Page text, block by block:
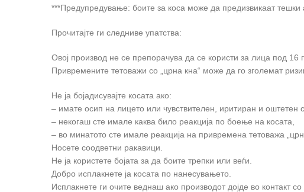
***Предупредување: боите за коса може да предизвикаат тешки
Прочитајте ги следниве упатства:
Овој производ не се препорачува да се користи за лица под 16
Привремените тетоважи со „црна кна“ може да го зголемат
Не ја бојадисувајте косата ако:
– имате осип на лицето или чувствителен, иритиран и оштетен
– некогаш сте имале каква било реакција по боење на косата,
– во минатото сте имале реакција на привремена тетоважа
Носете соодветни ракавици.
Не ја користете бојата за да боите трепки или веѓи.
Добро исплакнете ја косата по нанесувањето.
Исплакнете ги очите веднаш ако производот дојде во контакт со